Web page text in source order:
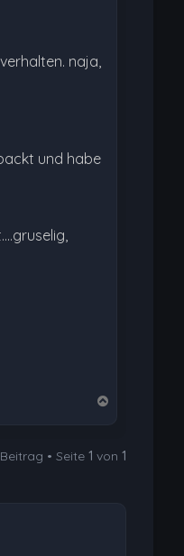
naja,
und habe
h
Beitrag • Seite1 von1